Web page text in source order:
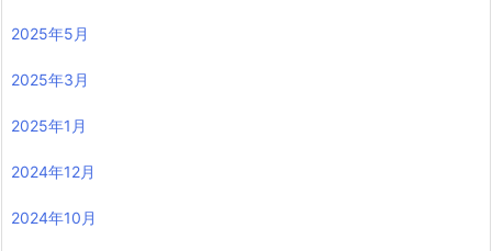
2025年5月
2025年3月
2025年1月
2024年12月
2024年10月